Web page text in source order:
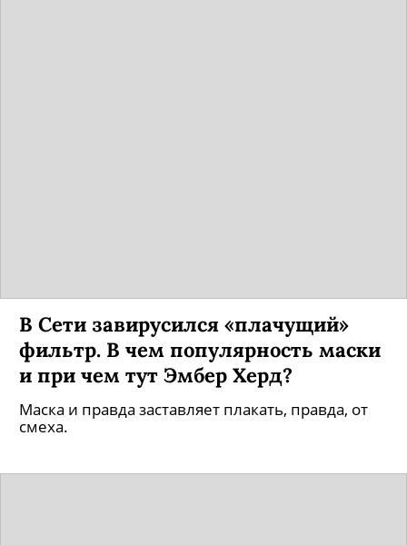
В Сети завирусился «плачущий»
фильтр. В чем популярность маски
и при чем тут Эмбер Херд?
Маска и правда заставляет плакать, правда, от
смеха.